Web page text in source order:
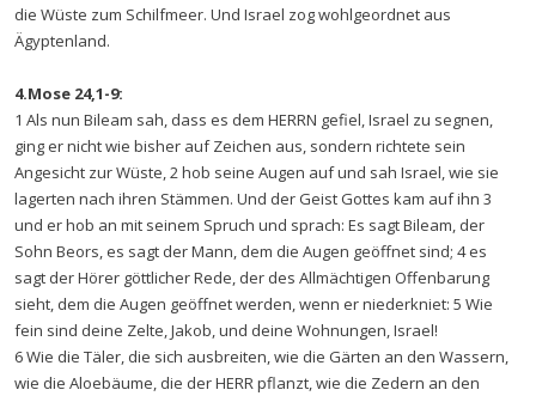
die Wüste zum Schilfmeer. Und Israel zog wohlgeordnet aus
Ägyptenland.
4.Mose 24,1-9:
1 Als nun Bileam sah, dass es dem HERRN gefiel, Israel zu segnen,
ging er nicht wie bisher auf Zeichen aus, sondern richtete sein
Angesicht zur Wüste, 2 hob seine Augen auf und sah Israel, wie sie
lagerten nach ihren Stämmen. Und der Geist Gottes kam auf ihn 3
und er hob an mit seinem Spruch und sprach: Es sagt Bileam, der
Sohn Beors, es sagt der Mann, dem die Augen geöffnet sind; 4 es
sagt der Hörer göttlicher Rede, der des Allmächtigen Offenbarung
sieht, dem die Augen geöffnet werden, wenn er niederkniet: 5 Wie
fein sind deine Zelte, Jakob, und deine Wohnungen, Israel!
6 Wie die Täler, die sich ausbreiten, wie die Gärten an den Wassern,
wie die Aloebäume, die der HERR pflanzt, wie die Zedern an den